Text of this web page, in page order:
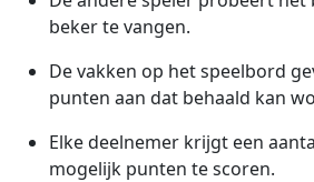
beker te vangen.
De vakken op het speelbord
punten aan dat behaald kan
Elke deelnemer krijgt een
mogelijk punten te scoren.